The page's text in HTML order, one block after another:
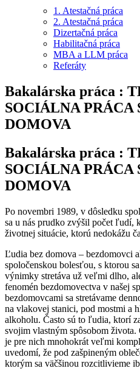
1. Atestačná práca
2. Atestačná práca
Dizertačná práca
Habilitačná práca
MBA a LLM práca
Referáty
Bakalárska práca :
SOCIÁLNA PRÁCA
DOMOVA
Bakalárska práca :
SOCIÁLNA PRÁCA
DOMOVA
Po novembri 1989, v dôsledku
sa u nás prudko zvýšil počet ľudí,
životnej situácie, ktorú nedokážu
Ľudia bez domova – bezdomovci
spoločenskou bolesťou, s ktorou
výnimky stretáva už veľmi dlho,
fenomén bezdomovectva v našej
bezdomovcami sa stretávame
na vlakovej stanici, pod mostmi a
alkoholu. Často sú to ľudia, ktorí
svojim vlastným spôsobom života.
je pre nich mnohokrát veľmi
uvedomí, že pod zašpineným
ktorým sa väčšinou rozcitlivieme